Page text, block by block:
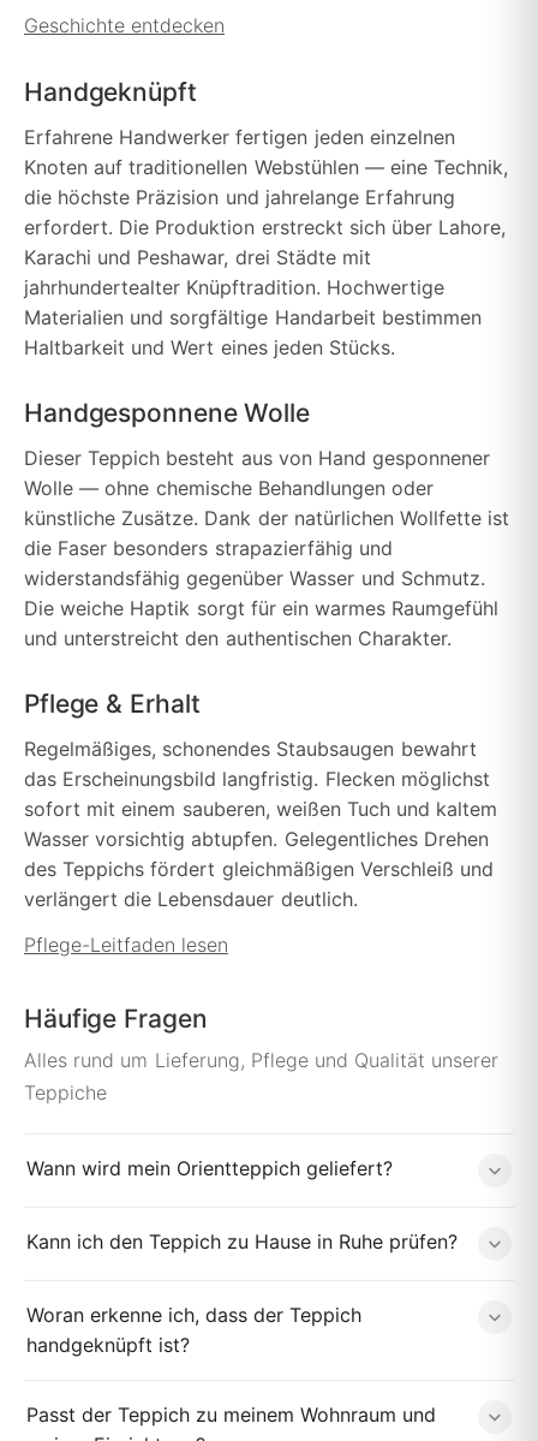
Geschichte entdecken
Handgeknüpft
Erfahrene Handwerker fertigen jeden einzelnen
Knoten auf traditionellen Webstühlen — eine Technik,
die höchste Präzision und jahrelange Erfahrung
erfordert. Die Produktion erstreckt sich über Lahore,
Karachi und Peshawar, drei Städte mit
jahrhundertealter Knüpftradition. Hochwertige
Materialien und sorgfältige Handarbeit bestimmen
Haltbarkeit und Wert eines jeden Stücks.
Handgesponnene Wolle
Dieser Teppich besteht aus von Hand gesponnener
Wolle — ohne chemische Behandlungen oder
künstliche Zusätze. Dank der natürlichen Wollfette ist
die Faser besonders strapazierfähig und
widerstandsfähig gegenüber Wasser und Schmutz.
Die weiche Haptik sorgt für ein warmes Raumgefühl
und unterstreicht den authentischen Charakter.
Pflege & Erhalt
Regelmäßiges, schonendes Staubsaugen bewahrt
das Erscheinungsbild langfristig. Flecken möglichst
sofort mit einem sauberen, weißen Tuch und kaltem
Wasser vorsichtig abtupfen. Gelegentliches Drehen
des Teppichs fördert gleichmäßigen Verschleiß und
verlängert die Lebensdauer deutlich.
Pflege-Leitfaden lesen
Häufige Fragen
Alles rund um Lieferung, Pflege und Qualität unserer
Teppiche
Wann wird mein Orientteppich geliefert?
Kann ich den Teppich zu Hause in Ruhe prüfen?
Woran erkenne ich, dass der Teppich
handgeknüpft ist?
Passt der Teppich zu meinem Wohnraum und